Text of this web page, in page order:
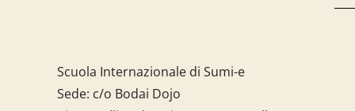
Scuola Internazionale di Sumi-e
Sede: c/o Bodai Dojo